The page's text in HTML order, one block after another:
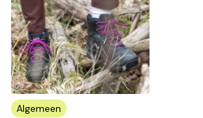
Algemeen